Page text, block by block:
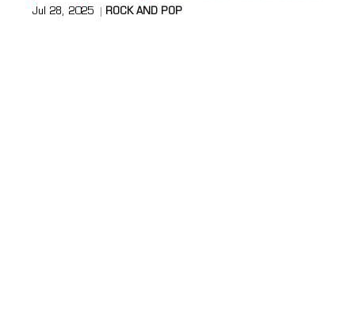
Jul 28, 2025 ROCK AND POP